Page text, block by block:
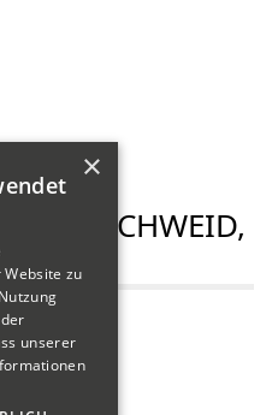
BIRCHWEID,
×
zu
unserer